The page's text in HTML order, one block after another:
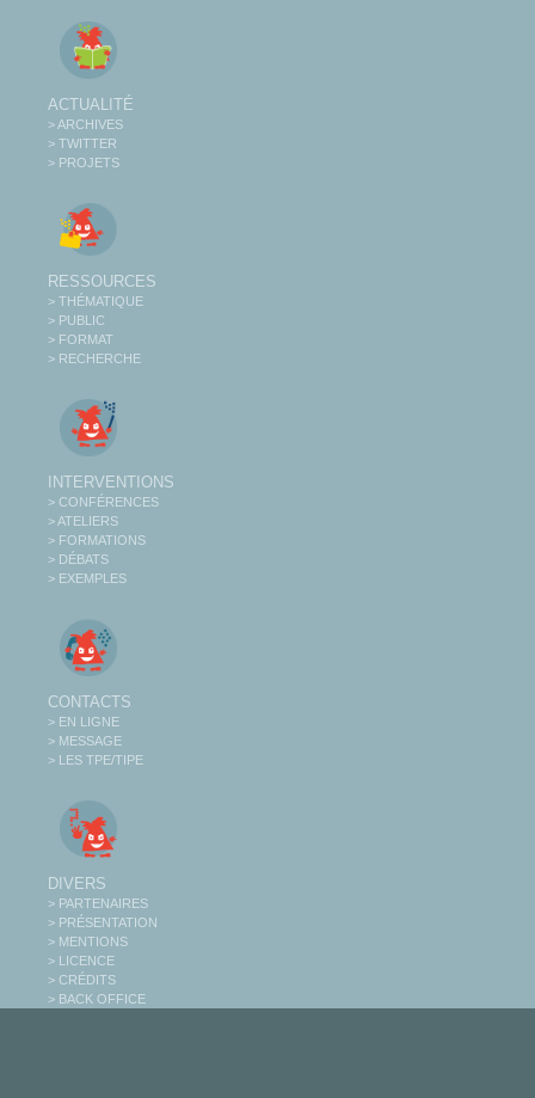
ACTUALITÉ
> ARCHIVES
> TWITTER
> PROJETS
RESSOURCES
> THÉMATIQUE
> PUBLIC
> FORMAT
> RECHERCHE
INTERVENTIONS
> CONFÉRENCES
> ATELIERS
> FORMATIONS
> DÉBATS
> EXEMPLES
CONTACTS
> EN LIGNE
> MESSAGE
> LES TPE/TIPE
DIVERS
> PARTENAIRES
> PRÉSENTATION
> MENTIONS
> LICENCE
> CRÉDITS
> BACK OFFICE